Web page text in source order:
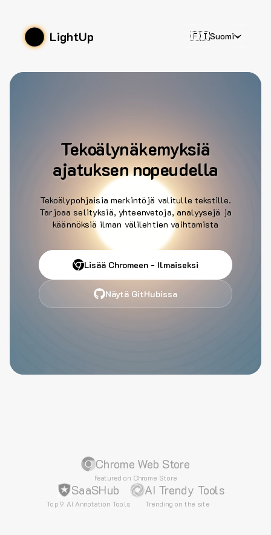
LightUp 🇫🇮Suomi
Tekoälynäkemyksiä
ajatuksen nopeudella
Tekoälypohjaisia merkintöjä valitulle tekstille.
Tarjoaa selityksiä, yhteenvetoja, analyysejä ja
käännöksiä ilman välilehtien vaihtamista
Lisää Chromeen - Ilmaiseksi
Näytä GitHubissa
Chrome Web Store
Featured on Chrome Store
SaaSHub
Top 9 AI Annotation Tools
AI Trendy Tools
Trending on the site